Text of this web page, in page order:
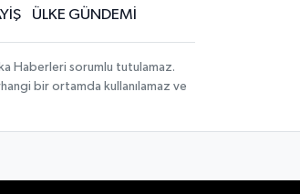
ÜLKE GÜNDEMİ
Haberleri sorumlu tutulamaz.
bir ortamda kullanılamaz ve